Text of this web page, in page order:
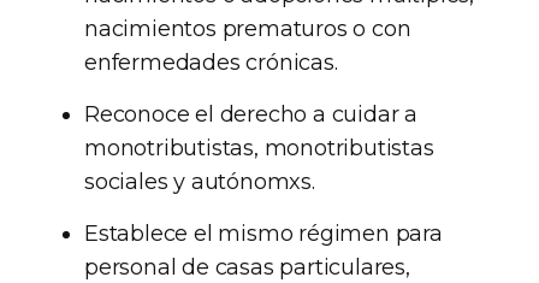
nacimientos prematuros o con
enfermedades crónicas.
Reconoce el derecho a cuidar a
monotributistas, monotributistas
sociales y autónomxs.
Establece el mismo régimen para
personal de casas particulares,